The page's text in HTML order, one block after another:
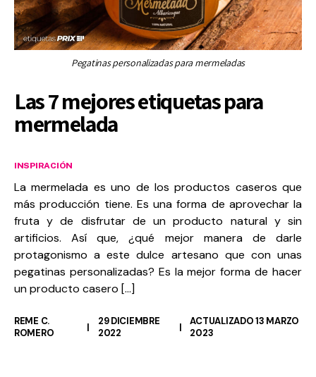
Pegatinas personalizadas para mermeladas
Las 7 mejores etiquetas para
mermelada
INSPIRACIÓN
La mermelada es uno de los productos caseros que
más producción tiene. Es una forma de aprovechar la
fruta y de disfrutar de un producto natural y sin
artificios. Así que, ¿qué mejor manera de darle
protagonismo a este dulce artesano que con unas
pegatinas personalizadas? Es la mejor forma de hacer
un producto casero […]
REME C.
ROMERO
29 DICIEMBRE
2022
ACTUALIZADO 13 MARZO
2023